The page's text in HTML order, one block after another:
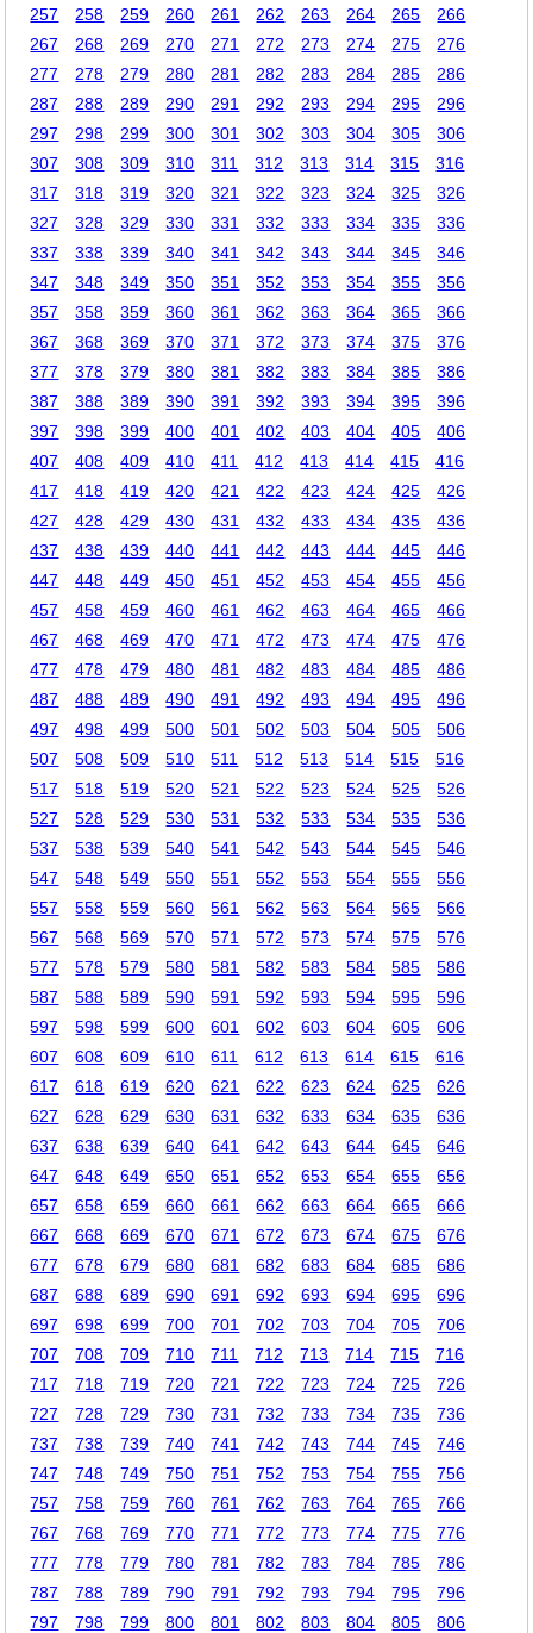
257 258 259 260 261 262 263 264 265
266
267
268 269 270 271 272 273 274 275
276
277
278 279 280 281 282 283 284 285
286
287
288 289 290 291 292 293 294 295
296
297
298 299 300 301 302 303 304 305
306
307
308 309 310 311 312 313 314 315
316
317
318 319 320 321 322 323 324 325
326
327
328 329 330 331 332 333 334 335
336
337
338 339 340 341 342 343 344 345
346
347
348 349 350 351 352 353 354 355
356
357
358 359 360 361 362 363 364 365
366
367
368 369 370 371 372 373 374 375
376
377
378 379 380 381 382 383 384 385
386
387
388 389 390 391 392 393 394 395
396
397
398 399 400 401 402 403 404 405
406
407
408 409 410 411 412 413 414 415
416
417
418 419 420 421 422 423 424 425
426
427
428 429 430 431 432 433 434 435
436
437
438 439 440 441 442 443 444 445
446
447
448 449 450 451 452 453 454 455
456
457
458 459 460 461 462 463 464 465
466
467
468 469 470 471 472 473 474 475
476
477
478 479 480 481 482 483 484 485
486
487
488 489 490 491 492 493 494 495
496
497
498 499 500 501 502 503 504 505
506
507
508 509 510 511 512 513 514 515
516
517
518 519 520 521 522 523 524 525
526
527
528 529 530 531 532 533 534 535
536
537
538 539 540 541 542 543 544 545
546
547
548 549 550 551 552 553 554 555
556
557
558 559 560 561 562 563 564 565
566
567
568 569 570 571 572 573 574 575
576
577
578 579 580 581 582 583 584 585
586
587
588 589 590 591 592 593 594 595
596
597
598 599 600 601 602 603 604 605
606
607
608 609 610 611 612 613 614 615
616
617
618 619 620 621 622 623 624 625
626
627
628 629 630 631 632 633 634 635
636
637
638 639 640 641 642 643 644 645
646
647
648 649 650 651 652 653 654 655
656
657
658 659 660 661 662 663 664 665
666
667
668 669 670 671 672 673 674 675
676
677
678 679 680 681 682 683 684 685
686
687
688 689 690 691 692 693 694 695
696
697
698 699 700 701 702 703 704 705
706
707
708 709 710 711 712 713 714 715
716
717
718 719 720 721 722 723 724 725
726
727
728 729 730 731 732 733 734 735
736
737
738 739 740 741 742 743 744 745
746
747
748 749 750 751 752 753 754 755
756
757
758 759 760 761 762 763 764 765
766
767
768 769 770 771 772 773 774 775
776
777
778 779 780 781 782 783 784 785
786
787
788 789 790 791 792 793 794 795
796
797
798 799 800 801 802 803 804 805
806